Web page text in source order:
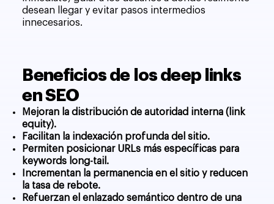
desean llegar y evitar pasos intermedios
innecesarios.
Beneficios de los deep links
en SEO
Mejoran la distribución de autoridad interna (link
equity).
Facilitan la indexación profunda del sitio.
Permiten posicionar URLs más específicas para
keywords long-tail.
Incrementan la permanencia en el sitio y reducen
la tasa de rebote.
Refuerzan el enlazado semántico dentro de una